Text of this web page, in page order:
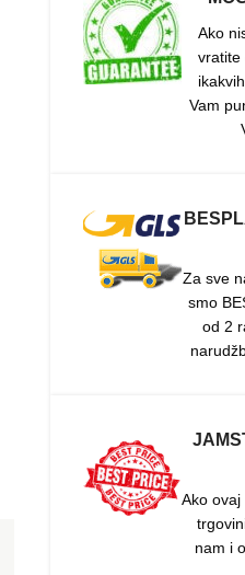
Ako
vratite
Vam
Za sve
smo
od 2
Ako
nam i